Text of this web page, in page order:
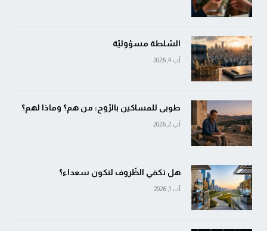
السّلطة مسؤوليّة
آب 4, 2026
طوبى للمساكين بالرّوح: من هم؟ وماذا لهم؟
آب 2, 2026
هل تكفي الظّروف لنكون سعداء؟
آب 1, 2026